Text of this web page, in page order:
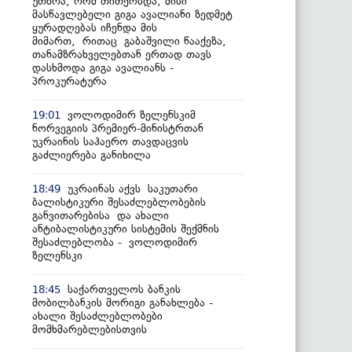
მასწავლებელი გიგა ავალიანი ზედმეტ
ყურადღებას იჩენდა მის
მიმართ, რითაც გაბაშვილი წააქეზა,
თანამზრახველებთან ერთად თავს
დასხმოდა გიგა ავალიანს -
პროკურატურა
19:01
ვოლოდიმირ ზელენსკიმ
ნორვეგიის პრემიერ-მინისტრთან
უკრაინის საჰაერო თავდაცვის
გაძლიერება განიხილა
18:49 უკრაინას აქვს საკუთარი
ბალისტიკური შესაძლებლობების
განვითარებისა და ახალი
ანტიბალისტიკური სისტემის შექმნის
შესაძლებლობა - ვოლოდიმირ
ზელენსკი
18:45 საქართველოს ბანკის
მობილბანკის მორიგი განახლება -
ახალი შესაძლებლობები
მომხმარებლებისთვის